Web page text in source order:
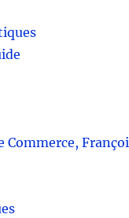
Commerce,